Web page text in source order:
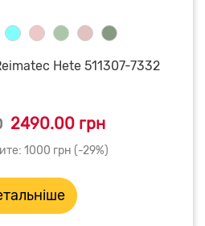
Hete 511307-7332
2490.00 грн
1000 грн (-29%)